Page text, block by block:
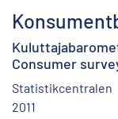
Consumer
Statistikcentralen
2011